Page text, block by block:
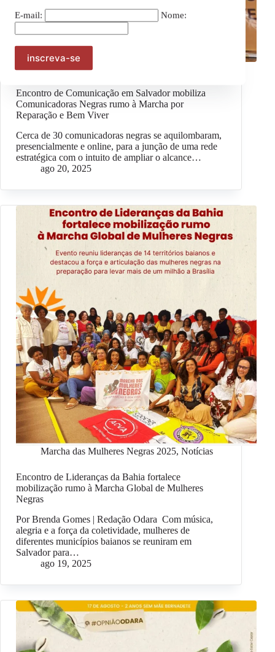
E-mail: Nome:
Marcha das Mulheres Negras 2025
Encontro de Comunicação em Salvador mobiliza
Comunicadoras Negras rumo à Marcha por
Reparação e Bem Viver
Cerca de 30 comunicadoras negras se aquilombaram,
presencialmente e online, para a junção de uma rede
estratégica com o intuito de ampliar o alcance…
ago 20, 2025
Marcha das Mulheres Negras 2025, Notícias
Encontro de Lideranças da Bahia fortalece
mobilização rumo à Marcha Global de Mulheres
Negras
Por Brenda Gomes | Redação Odara Com música,
alegria e a força da coletividade, mulheres de
diferentes municípios baianos se reuniram em
Salvador para…
ago 19, 2025